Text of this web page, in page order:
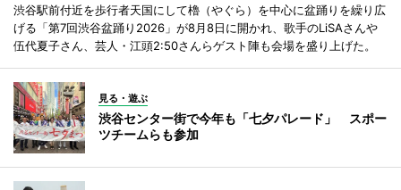
渋谷駅前付近を歩行者天国にして櫓（やぐら）を中心に盆踊りを繰り広
げる「第7回渋谷盆踊り2026」が8月8日に開かれ、歌手のLiSAさんや
伍代夏子さん、芸人・江頭2:50さんらゲスト陣も会場を盛り上げた。
見る・遊ぶ
渋谷センター街で今年も「七夕パレード」 スポー
ツチームらも参加